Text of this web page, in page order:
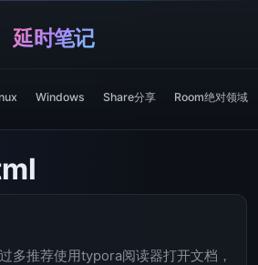
延时笔记
Windows Share分享 Room绝对领域
多推荐使用typora阅读器打开文档，